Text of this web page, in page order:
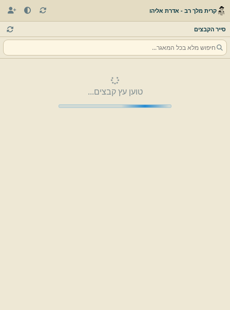
קרית מלך רב - אדרת אליהו
סייר הקבצים
טוען עץ קבצים...